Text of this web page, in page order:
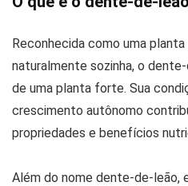
Reconhecida como uma
naturalmente sozinha, o
de uma planta forte. Sua
crescimento autônomo
propriedades e benefícios
Além do nome dente-de-leão,